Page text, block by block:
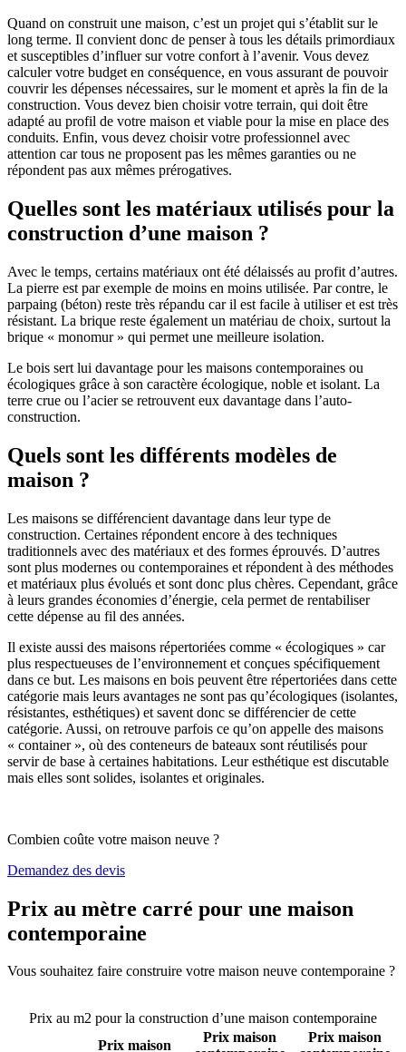
Quand on construit une maison, c’est un projet qui s’établit sur le
long terme. Il convient donc de penser à tous les détails primordiaux
et susceptibles d’influer sur votre confort à l’avenir. Vous devez
calculer votre budget en conséquence, en vous assurant de pouvoir
couvrir les dépenses nécessaires, sur le moment et après la fin de la
construction. Vous devez bien choisir votre terrain, qui doit être
adapté au profil de votre maison et viable pour la mise en place des
conduits. Enfin, vous devez choisir votre professionnel avec
attention car tous ne proposent pas les mêmes garanties ou ne
répondent pas aux mêmes prérogatives.
Quelles sont les matériaux utilisés pour la
construction d’une maison ?
Avec le temps, certains matériaux ont été délaissés au profit d’autres.
La pierre est par exemple de moins en moins utilisée. Par contre, le
parpaing (béton) reste très répandu car il est facile à utiliser et est très
résistant. La brique reste également un matériau de choix, surtout la
brique « monomur » qui permet une meilleure isolation.
Le bois sert lui davantage pour les maisons contemporaines ou
écologiques grâce à son caractère écologique, noble et isolant. La
terre crue ou l’acier se retrouvent eux davantage dans l’auto-
construction.
Quels sont les différents modèles de
maison ?
Les maisons se différencient davantage dans leur type de
construction. Certaines répondent encore à des techniques
traditionnels avec des matériaux et des formes éprouvés. D’autres
sont plus modernes ou contemporaines et répondent à des méthodes
et matériaux plus évolués et sont donc plus chères. Cependant, grâce
à leurs grandes économies d’énergie, cela permet de rentabiliser
cette dépense au fil des années.
Il existe aussi des maisons répertoriées comme « écologiques » car
plus respectueuses de l’environnement et conçues spécifiquement
dans ce but. Les maisons en bois peuvent être répertoriées dans cette
catégorie mais leurs avantages ne sont pas qu’écologiques (isolantes,
résistantes, esthétiques) et savent donc se différencier de cette
catégorie. Aussi, on retrouve parfois ce qu’on appelle des maisons
« container », où des conteneurs de bateaux sont réutilisés pour
servir de base à certaines habitations. Leur esthétique est discutable
mais elles sont solides, isolantes et originales.
Combien coûte votre maison neuve ?
Demandez des devis
Prix au mètre carré pour une maison
contemporaine
Vous souhaitez faire construire votre maison neuve contemporaine ?
Prix au m2 pour la construction d’une maison contemporaine
Prix maison
Prix maison
Prix maison